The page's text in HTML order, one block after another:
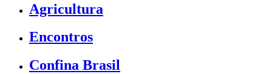
Agricultura
Encontros
Confina Brasil